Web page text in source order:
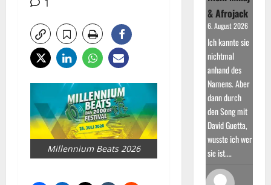
1
Millennium Beats 2026
& Afrojack
6. August 2026
Ich kannte sie
nichtmal
anhand des
Namens. Aber
dann durch
den Song mit
David Guetta,
wusste ich wer
sie ist.…